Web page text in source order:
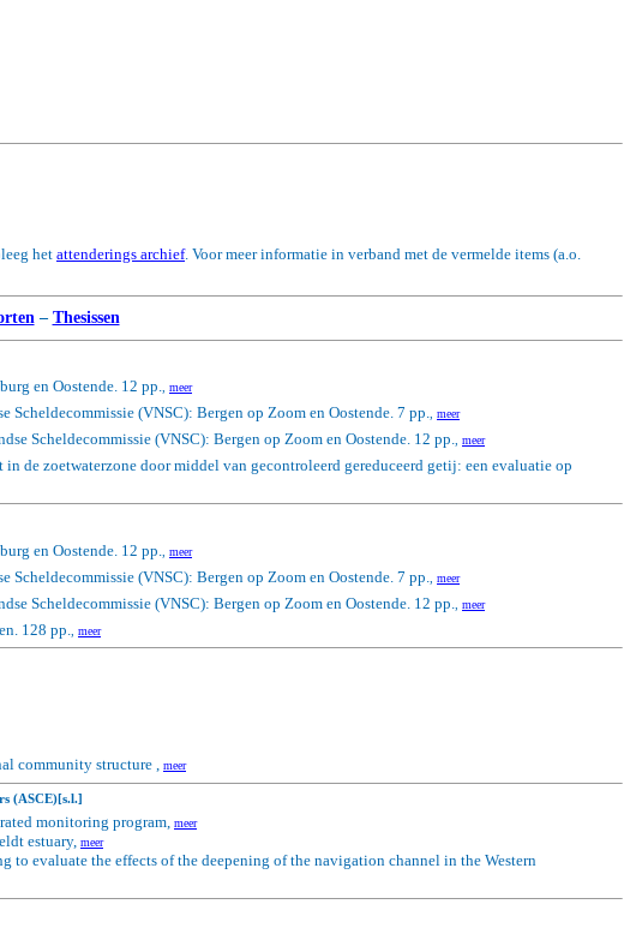
het attenderings archief. Voor meer informatie in verband met de vermelde items (a.o.
– Thesissen
en Oostende. 12 pp. meer
Scheldecommissie (VNSC): Bergen op Zoom en Oostende. 7 pp. meer
Scheldecommissie (VNSC): Bergen op Zoom en Oostende. 12 pp. meer
de zoetwaterzone door middel van gecontroleerd gereduceerd getij: een evaluatie op
en Oostende. 12 pp. meer
Scheldecommissie (VNSC): Bergen op Zoom en Oostende. 7 pp. meer
Scheldecommissie (VNSC): Bergen op Zoom en Oostende. 12 pp. meer
128 pp. meer
community structure , meer
(ASCE)[s.l.]
monitoring program, meer
estuary, meer
evaluate the effects of the deepening of the navigation channel in the Western